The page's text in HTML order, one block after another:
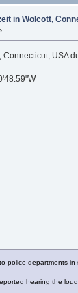
in Wolcott,
USA
police departments
hearing the